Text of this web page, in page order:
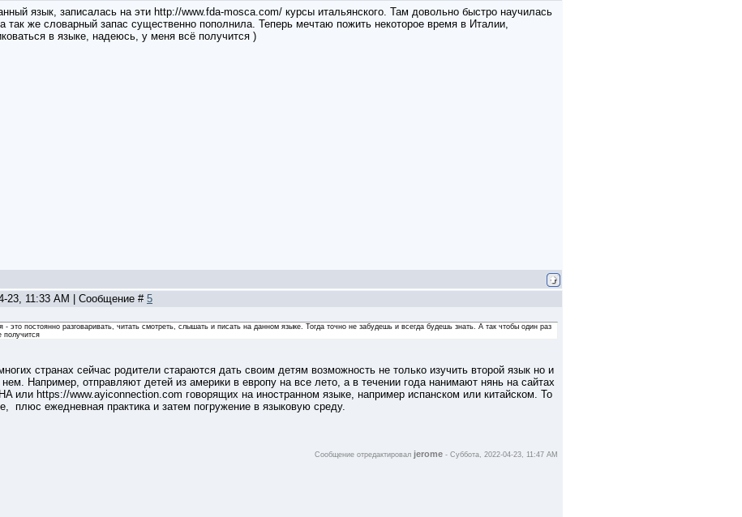
язык, записалась на эти http://www.fda-mosca.com/ курсы итальянского. Там довольно быстро научилась
так же словарный запас существенно пополнила. Теперь мечтаю пожить некоторое время в Италии,
в языке, надеюсь, у меня всё получится )
23, 11:33 AM | Сообщение # 5
это постоянно разговаривать, читать смотреть, слышать и писать на данном языке. Тогда точно не забудешь и всегда будешь знать. А так чтобы один раз
получится
странах сейчас родители стараются дать своим детям возможность не только изучить второй язык но и
нем. Например, отправляют детей из америки в европу на все лето, а в течении года нанимают нянь на сайтах
или https://www.ayiconnection.com говорящих на иностранном языке, например испанском или китайском. То
плюс ежедневная практика и затем погружение в языковую среду.
Сообщение отредактировал jerome - Суббота, 2022-04-23, 11:47 AM